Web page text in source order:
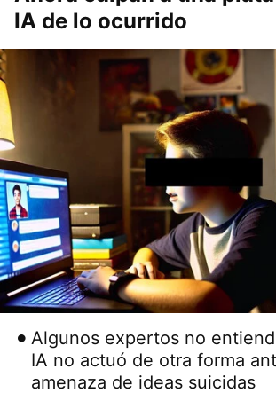
IA de lo ocurrido
Algunos expertos no
IA no actuó de otra forma
amenaza de ideas suicidas